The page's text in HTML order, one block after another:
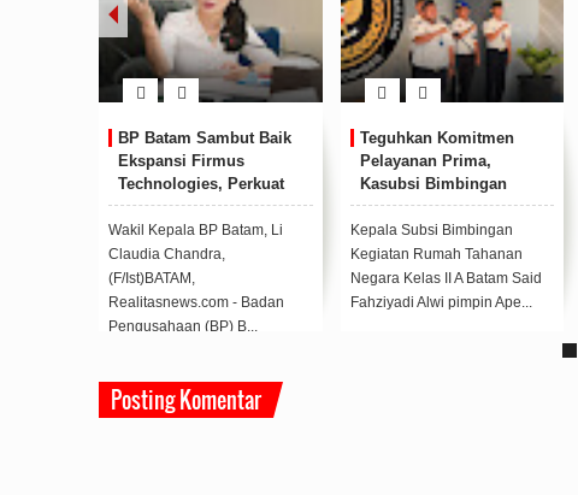
BP Batam Sambut Baik
Ekspansi Firmus
Technologies, Perkuat
Posisi Batam sebagai
Hub Infrastruktur AI
Regional
Wakil Kepala BP Batam, Li
Claudia Chandra,
(F/Ist)BATAM,
Realitasnews.com - Badan
Pengusahaan (BP) B...
Teguhkan Komitmen
Pelayanan Prima,
Kasubsi Bimbingan
Kegiatan Pimpin Apel
Pagi Rutan Batam
Kepala Subsi Bimbingan
Kegiatan Rumah Tahanan
Negara Kelas II A Batam Said
Fahziyadi Alwi pimpin Ape...
Posting Komentar